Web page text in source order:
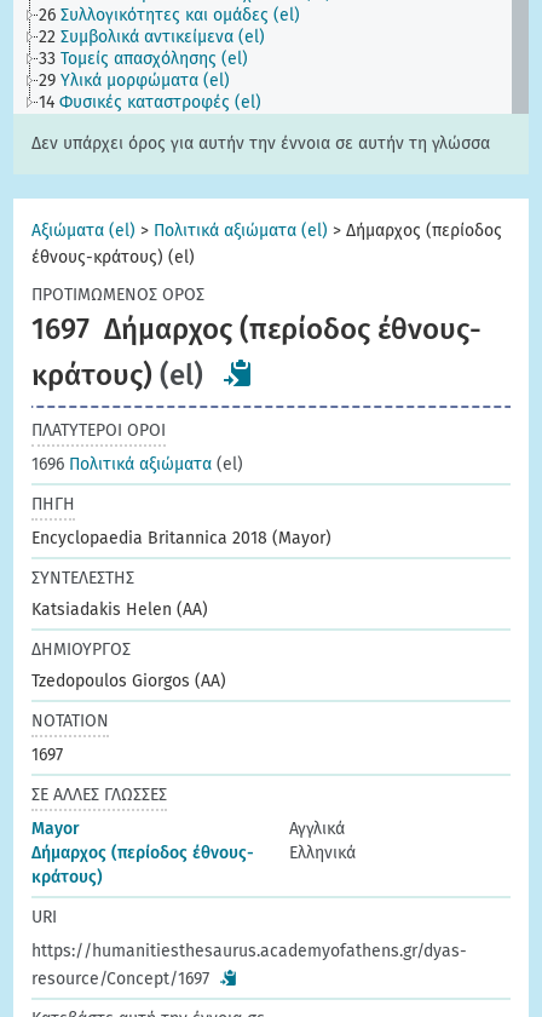
26 Συλλογικότητες και ομάδες (el)
22 Συμβολικά αντικείμενα (el)
33 Τομείς απασχόλησης (el)
29 Υλικά μορφώματα (el)
14 Φυσικές καταστροφές (el)
Δεν υπάρχει όρος για αυτήν την έννοια σε αυτήν τη γλώσσα
Αξιώματα (el) > Πολιτικά αξιώματα (el) >Δήμαρχος (περίοδος
έθνους-κράτους) (el)
ΠΡΟΤΙΜΩΜΕΝΟΣ ΟΡΟΣ
1697 Δήμαρχος (περίοδος έθνους-
κράτους) (el)
ΠΛΑΤΥΤΕΡΟΙ ΟΡΟΙ
1696 Πολιτικά αξιώματα (el)
ΠΗΓΗ
Encyclopaedia Britannica 2018 (Mayor)
ΣΥΝΤΕΛΕΣΤΗΣ
Katsiadakis Helen (AA)
ΔΗΜΙΟΥΡΓΟΣ
Tzedopoulos Giorgos (AA)
ΝΟΤΑΤΙΟΝ
1697
ΣΕ ΑΛΛΕΣ ΓΛΩΣΣΕΣ
Mayor
Αγγλικά
Δήμαρχος (περίοδος έθνους-
κράτους)
Ελληνικά
URI
https://humanitiesthesaurus.academyofathens.gr/dyas-
resource/Concept/1697